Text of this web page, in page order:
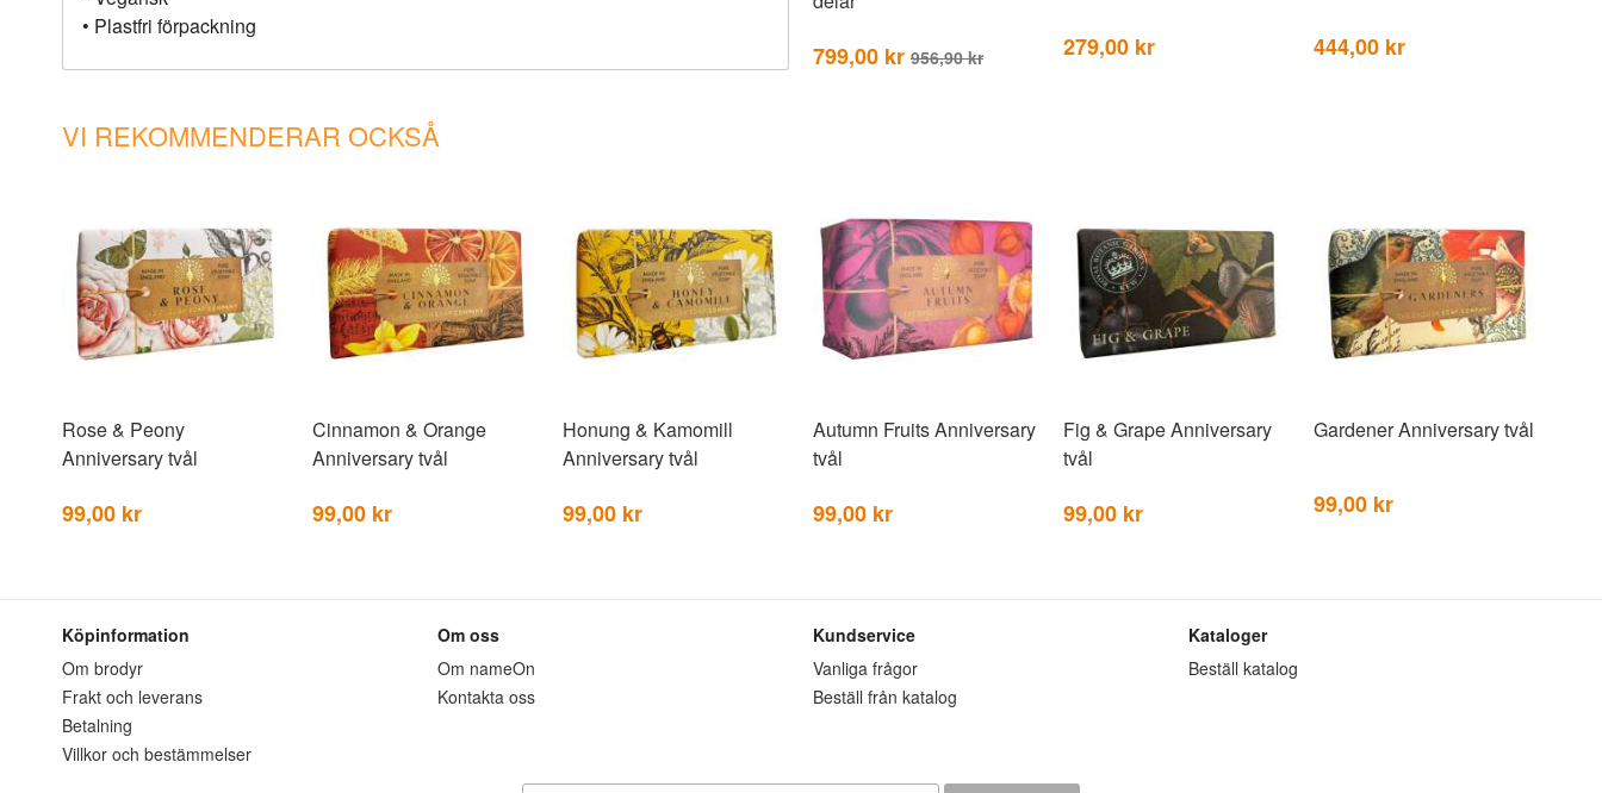
• Plastfri förpackning
799,00 kr 956,90 kr 279,00 kr 444,00 kr
VI REKOMMENDERAR OCKSÅ
Rose & Peony
Anniversary tvål
99,00 kr
Cinnamon & Orange
Anniversary tvål
99,00 kr
Honung & Kamomill
Anniversary tvål
99,00 kr
Autumn Fruits Anniversary
tvål
99,00 kr
Fig & Grape Anniversary
tvål
99,00 kr
Gardener Anniversary tvål
99,00 kr
Köpinformation
Om brodyr
Frakt och leverans
Betalning
Villkor och bestämmelser
Om oss
Om nameOn
Kontakta oss
Kundservice
Vanliga frågor
Beställ från katalog
Kataloger
Beställ katalog